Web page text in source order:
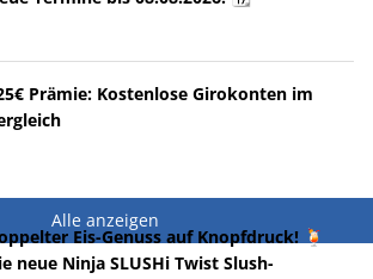
Prämie: Kostenlose Girokonten im
Alle anzeigen
Eis-Genuss auf Knopfdruck! 🍹
neue Ninja SLUSHi Twist Slush-